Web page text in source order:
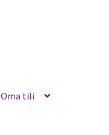
Oma tili